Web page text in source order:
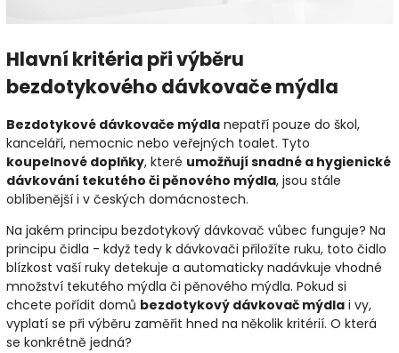
Hlavní kritéria při výběru
bezdotykového dávkovače mýdla
Bezdotykové dávkovače mýdla nepatří pouze do škol,
kanceláří, nemocnic nebo veřejných toalet. Tyto
koupelnové doplňky, které umožňují snadné a hygienické
dávkování tekutého či pěnového mýdla, jsou stále
oblíbenější i v českých domácnostech.
Na jakém principu bezdotykový dávkovač vůbec funguje? Na
principu čidla - když tedy k dávkovači přiložíte ruku, toto čidlo
blízkost vaší ruky detekuje a automaticky nadávkuje vhodné
množství tekutého mýdla či pěnového mýdla. Pokud si
chcete pořídit domů bezdotykový dávkovač mýdla i vy,
vyplatí se při výběru zaměřit hned na několik kritérií. O která
se konkrétně jedná?